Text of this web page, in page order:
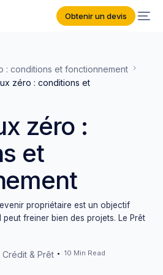
Obtenir un devis
: conditions et fonctionnement
zéro : conditions et
zéro :
et
propriétaire est un objectif
peut freiner bien des projets. Le Prêt
Crédit & Prêt 10 Min Read